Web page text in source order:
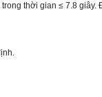
thời gian ≤ 7.8